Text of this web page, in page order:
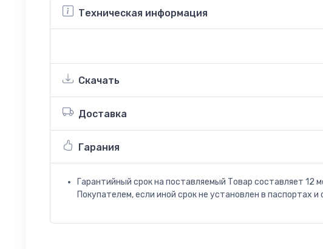
Техническая информация
Скачать
Доставка
Гарания
Гарантийный срок на поставляемый Товар составляет 12
Покупателем, если иной срок не установлен в паспортах